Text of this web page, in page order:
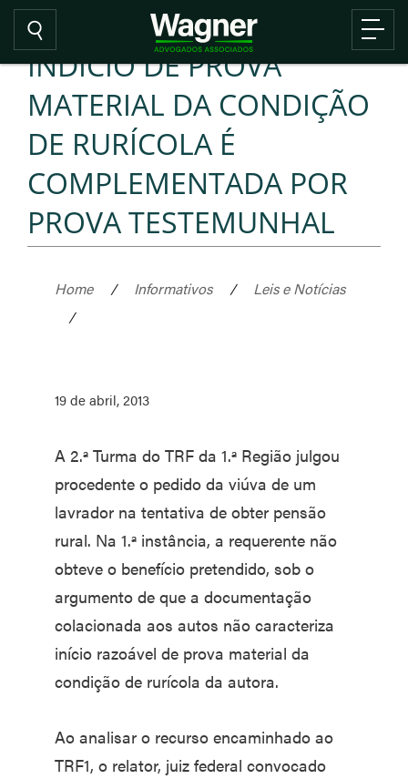
INDÍCIO DE PROVA
MATERIAL DA CONDIÇÃO
DE RURÍCOLA É
COMPLEMENTADA POR
PROVA TESTEMUNHAL
Home / Informativos /
Leis e Notícias
/
19 de abril, 2013
A 2.ª Turma do TRF da 1.ª Região julgou
procedente o pedido da viúva de um
lavrador na tentativa de obter pensão
rural. Na 1.ª instância, a requerente não
obteve o benefício pretendido, sob o
argumento de que a documentação
colacionada aos autos não caracteriza
início razoável de prova material da
condição de rurícola da autora.
Ao analisar o recurso encaminhado ao
TRF1, o relator, juiz federal convocado